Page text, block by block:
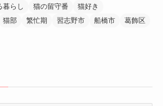
暮らし 猫の留守番
猫好き
猫部 繁忙期 習志野市 船橋市
葛飾区